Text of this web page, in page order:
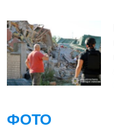
ФОТО